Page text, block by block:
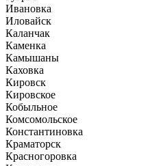
Ивановка
Иловайск
Каланчак
Каменка
Камышаны
Каховка
Кировск
Кировское
Кобыльное
Комсомольское
Константиновка
Краматорск
Красногоровка